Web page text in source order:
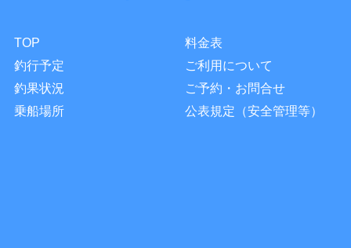
TOP
釣行予定
釣果状況
乗船場所
料金表
ご利用について
ご予約・お問合せ
公表規定（安全管理等）